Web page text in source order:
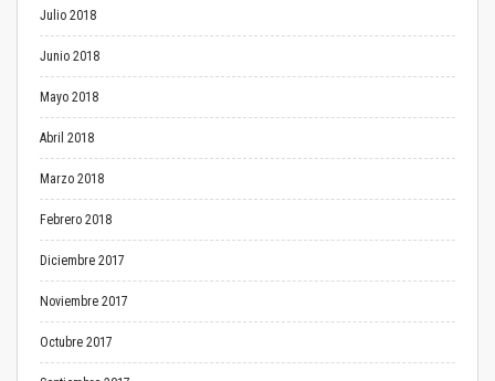
Julio 2018
Junio 2018
Mayo 2018
Abril 2018
Marzo 2018
Febrero 2018
Diciembre 2017
Noviembre 2017
Octubre 2017